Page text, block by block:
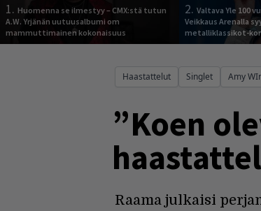
1. Huomenna se ilmestyy – CMX:stä tutun
A.W. Yrjänän uutuusalbumi om
mammuttimainen kokonaisuus
2. Valtava Yle 100
Veikkaus Arenalla
metalliklassikot-
Haastattelut Singlet Amy
”Koen
Raama julkaisi